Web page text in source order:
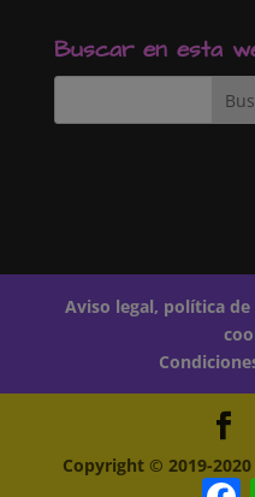
r
Buscar en esta
Aviso legal, política
Copyright © 2019-